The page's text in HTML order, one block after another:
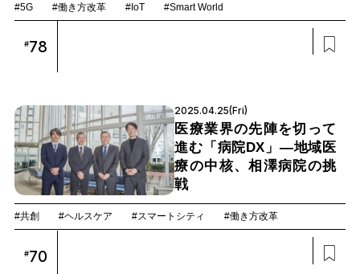
#5G
#働き方改革 #IoT #Smart World
#78
2025.04.25(Fri)
医療業界の先陣を切って
進む「病院DX」―地域医
療の中核、相澤病院の挑
戦
#共創 #ヘルスケア #スマートシティ #働き方改革
#70